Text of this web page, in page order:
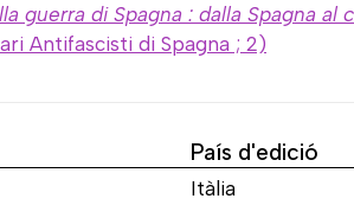
guerra di Spagna : dalla Spagna al
Antifascisti di Spagna ; 2)
País d'edició
Itàlia